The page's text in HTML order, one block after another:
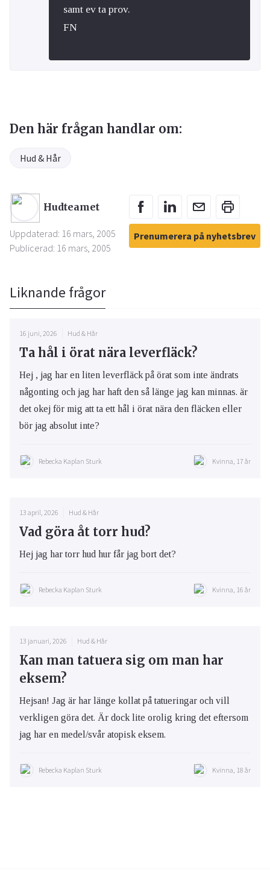
samt ev ta prov.
FN
Den här frågan handlar om:
Hud & Hår
Hudteamet
Uppdaterad: 16 mars, 2005
Publicerad: 16 mars, 2005
Prenumerera på nyhetsbrev
Liknande frågor
16 juni, 2026 Hud & Hår
Ta hål i örat nära leverfläck?
Hej , jag har en liten leverfläck på örat som inte ändrats
någonting och jag har haft den så länge jag kan minnas. är
det okej för mig att ta ett hål i örat nära den fläcken eller
bör jag absolut inte?
Rebecka Kaplan Sturk Kvinna, 17 år
13 april, 2026 Hud & Hår
Vad göra åt torr hud?
Hej jag har torr hud hur får jag bort det?
Rebecka Kaplan Sturk Kvinna, 16 år
13 januari, 2026 Hud & Hår
Kan man tatuera sig om man har
eksem?
Hejsan! Jag är har länge kollat på tatueringar och vill
verkligen göra det. Är dock lite orolig kring det eftersom
jag har en medel/svår atopisk eksem.
Rebecka Kaplan Sturk Kvinna, 18 år